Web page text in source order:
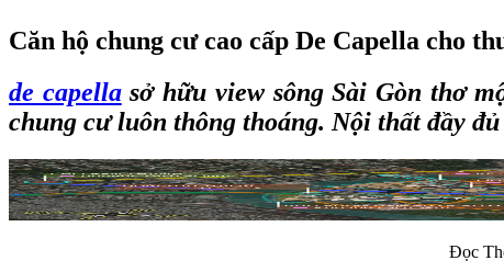
Căn hộ chung cư cao cấp De Capella cho
de capellasở hữu view sông Sài Gòn thơ
chung cư luôn thông thoáng. Nội thất đầy
Đọc